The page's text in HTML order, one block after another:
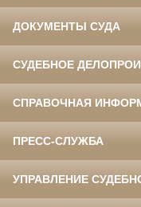
ДОКУМЕНТЫ СУДА
СУДЕБНОЕ
СПРАВОЧНАЯ
ПРЕСС-СЛУЖБА
УПРАВЛЕНИЕ